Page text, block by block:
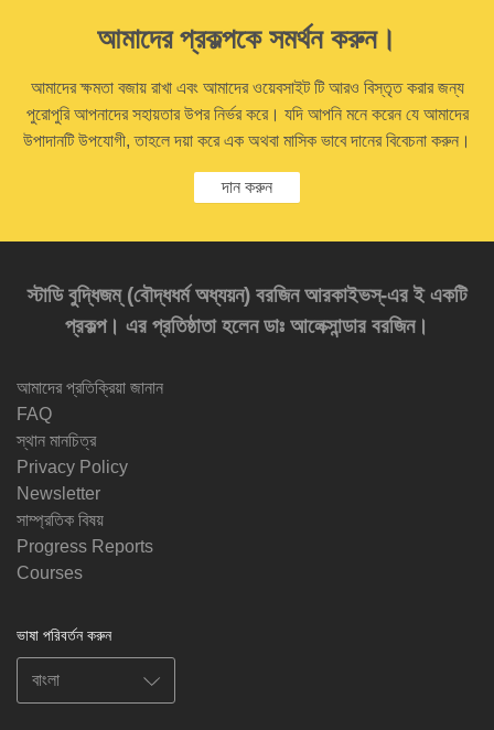
আমাদের প্রকল্পকে সমর্থন করুন।
আমাদের ক্ষমতা বজায় রাখা এবং আমাদের ওয়েবসাইট টি আরও বিস্তৃত করার জন্য
পুরোপুরি আপনাদের সহায়তার উপর নির্ভর করে। যদি আপনি মনে করেন যে আমাদের
উপাদানটি উপযোগী, তাহলে দয়া করে এক অথবা মাসিক ভাবে দানের বিবেচনা করুন।
দান করুন
স্টাডি বুদ্ধিজম্‌ (বৌদ্ধধর্ম অধ্যয়ন) বরজিন আরকাইভস্‌-এর ই একটি
প্রকল্প। এর প্রতিষ্ঠাতা হলেন ডাঃ আলেক্সান্ডার বরজিন।
আমাদের প্রতিক্রিয়া জানান
FAQ
স্থান মানচিত্র
Privacy Policy
Newsletter
সাম্প্রতিক বিষয়
Progress Reports
Courses
ভাষা পরিবর্তন করুন